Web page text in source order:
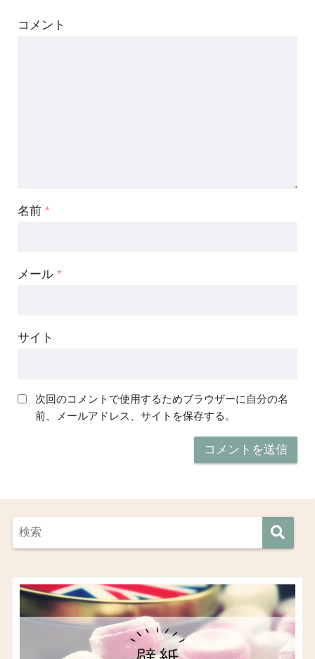
コメント
名前*
メール*
サイト
次回のコメントで使用するためブラウザーに自分の名
前、メールアドレス、サイトを保存する。